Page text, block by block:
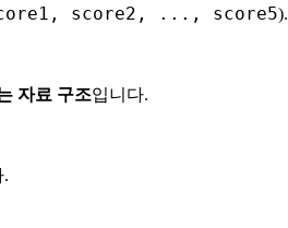
score2, ..., score5).
자료 구조입니다.
.